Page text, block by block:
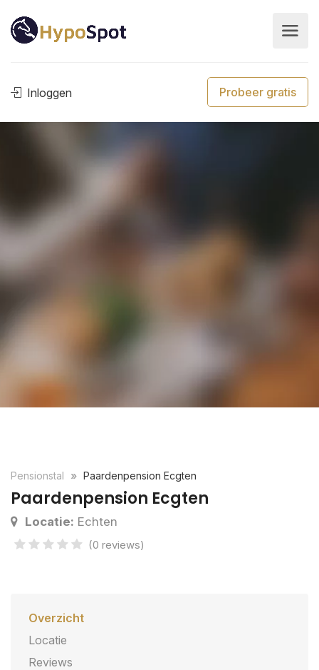
Inloggen Probeer gratis
Pensionstal Paardenpension Ecgten
Paardenpension Ecgten
Locatie: Echten
(0 reviews)
Overzicht
Locatie
Reviews